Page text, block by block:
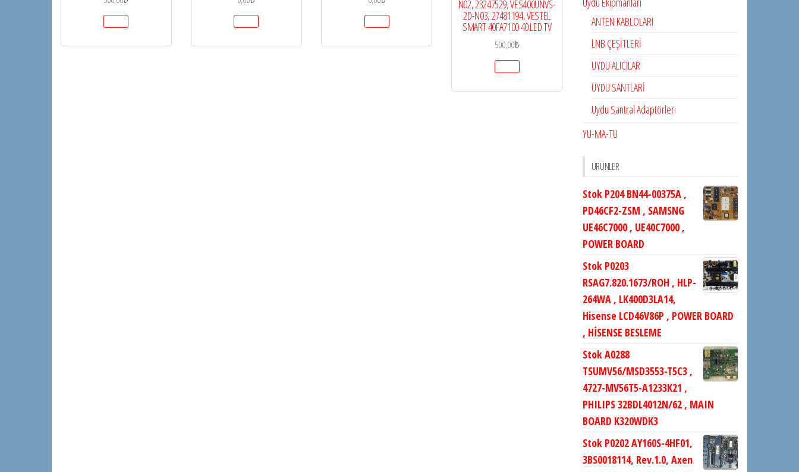
N02, 23247529, VES400UNVS-
2D-N03, 27481194, VESTEL
SMART 40FA7100 40 LED TV
500,00₺
ANTEN KABLOLARI
LNB ÇEŞİTLERİ
UYDU ALICILAR
UYDU SANTLARİ
Uydu Santral Adaptörleri
YU-MA-TU
ÜRÜNLER
Stok P204 BN44-00375A ,
PD46CF2-ZSM , SAMSNG
UE46C7000 , UE40C7000 ,
POWER BOARD
Stok P0203
RSAG7.820.1673/ROH , HLP-
264WA , LK400D3LA14,
Hisense LCD46V86P , POWER BOARD
, HİSENSE BESLEME
Stok A0288
TSUMV56/MSD3553-T5C3 ,
4727-MV56T5-A1233K21 ,
PHILIPS 32BDL4012N/62 , MAIN
BOARD K320WDK3
Stok P0202 AY160S-4HF01,
3BS0018114, Rev.1.0, Axen